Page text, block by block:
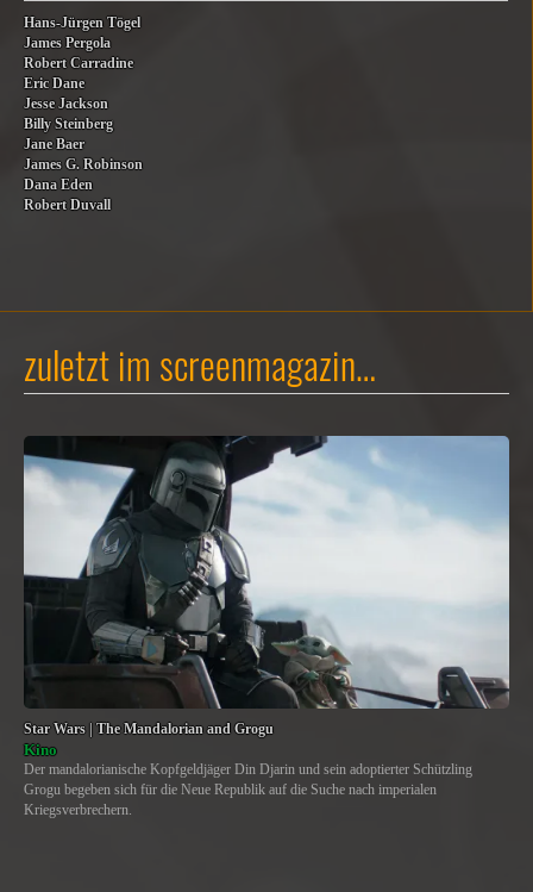
Hans-Jürgen Tögel
James Pergola
Robert Carradine
Eric Dane
Jesse Jackson
Billy Steinberg
Jane Baer
James G. Robinson
Dana Eden
Robert Duvall
zuletzt im screenmagazin…
Star Wars | The Mandalorian and Grogu
Kino
Der mandalorianische Kopfgeldjäger Din Djarin und sein adoptierter Schützling
Grogu begeben sich für die Neue Republik auf die Suche nach imperialen
Kriegsverbrechern.